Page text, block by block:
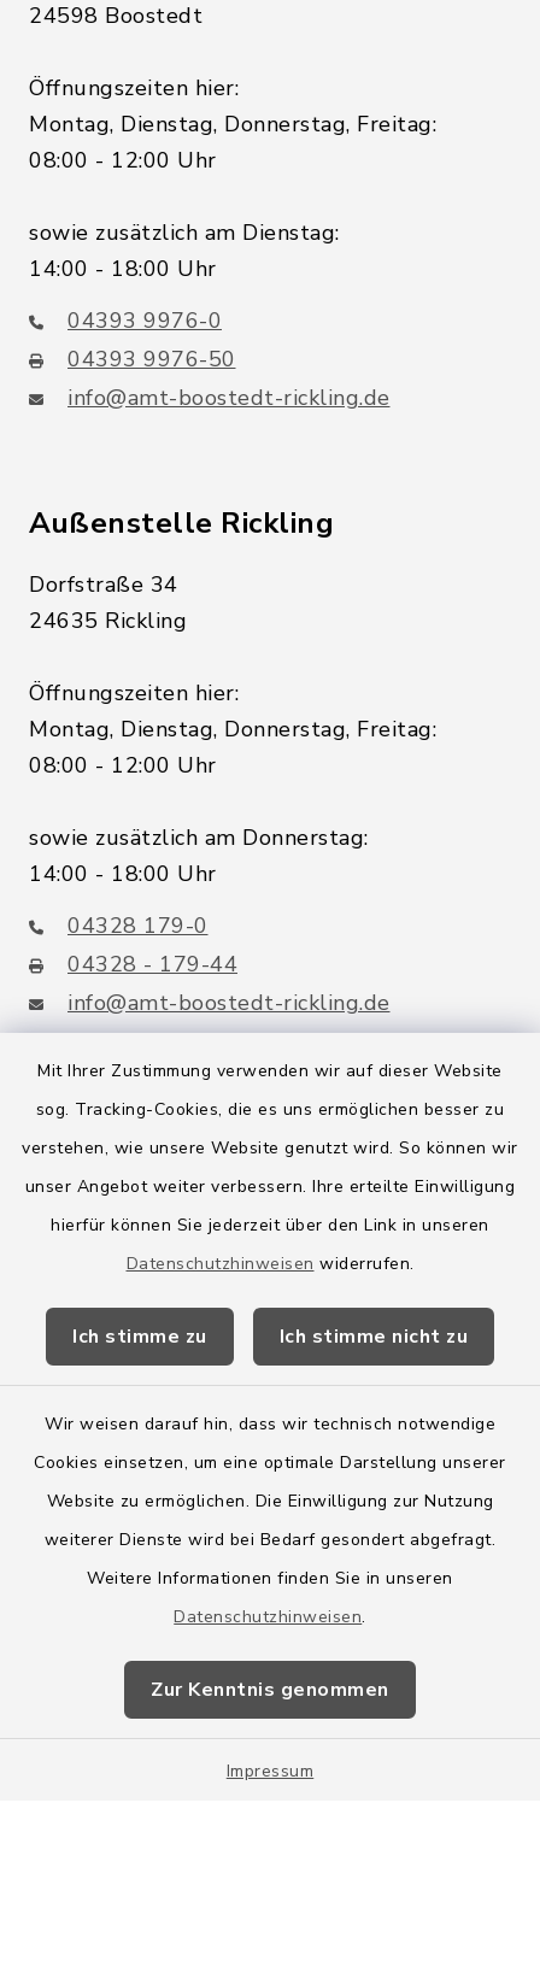
Mit Ihrer Zustimmung verwenden wir auf dieser Website
sog. Tracking-Cookies, die es uns ermöglichen besser zu
verstehen, wie unsere Website genutzt wird. So können wir
unser Angebot weiter verbessern. Ihre erteilte Einwilligung
hierfür können Sie jederzeit über den Link in unseren
Datenschutzhinweisen widerrufen.
Ich stimme zu Ich stimme nicht zu
Wir weisen darauf hin, dass wir technisch notwendige
Cookies einsetzen, um eine optimale Darstellung unserer
Website zu ermöglichen. Die Einwilligung zur Nutzung
weiterer Dienste wird bei Bedarf gesondert abgefragt.
Weitere Informationen finden Sie in unseren
Datenschutzhinweisen.
Zur Kenntnis genommen
Impressum
24598 Boostedt
Öffnungszeiten hier:
Montag, Dienstag, Donnerstag, Freitag:
08:00 - 12:00 Uhr
sowie zusätzlich am Dienstag:
14:00 - 18:00 Uhr
04393 9976-0
04393 9976-50
info@amt-boostedt-rickling.de
Außenstelle Rickling
Dorfstraße 34
24635 Rickling
Öffnungszeiten hier:
Montag, Dienstag, Donnerstag, Freitag:
08:00 - 12:00 Uhr
sowie zusätzlich am Donnerstag:
14:00 - 18:00 Uhr
04328 179-0
04328 - 179-44
info@amt-boostedt-rickling.de
Quicklinks
Amt Boostedt-Rickling
Amtsbroschüre
Wege-Zweckverband
Barrierefreiheit
Impressum
Sitemap